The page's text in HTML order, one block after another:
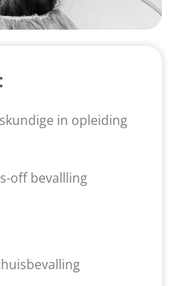
in opleiding
off bevallling